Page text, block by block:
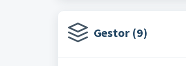
Gestor (9)